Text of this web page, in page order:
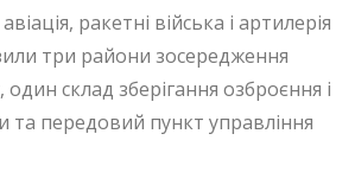
ракетні війська і артилерія
три райони зосередження
склад зберігання озброєння і
та передовий пункт управління